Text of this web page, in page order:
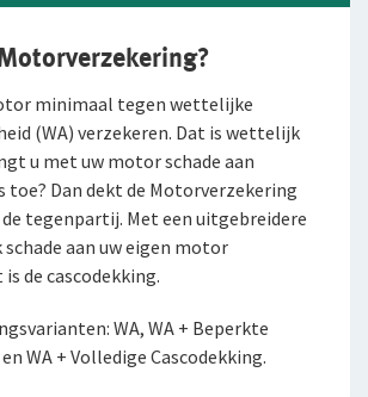
minimaal tegen wettelijke
(WA) verzekeren. Dat is wettelijk
u met uw motor schade aan
toe? Dan dekt de Motorverzekering
de tegenpartij. Met een uitgebreidere
aan uw eigen motor
de cascodekking.
WA, WA + Beperkte
WA + Volledige Cascodekking.